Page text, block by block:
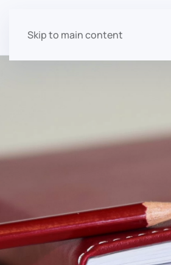
Skip to main contentAna Salgado